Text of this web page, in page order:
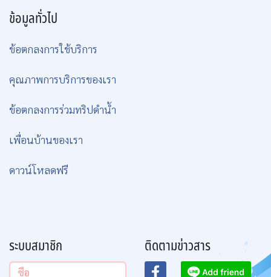
ข้อมูลทั่วไป
ข้อตกลงการใช้บริการ
คุณภาพการบริการของเรา
ข้อตกลงการร่วมทริปดำน้ำ
เพื่อนบ้านของเรา
ดาวน์โหลดฟรี
ระบบสมาชิก ติดตามข่าวสาร